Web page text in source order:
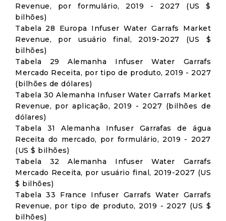
Revenue, por formulário, 2019 - 2027 (US $
bilhões)
Tabela 28 Europa Infuser Water Garrafs Market
Revenue, por usuário final, 2019-2027 (US $
bilhões)
Tabela 29 Alemanha Infuser Water Garrafs
Mercado Receita, por tipo de produto, 2019 - 2027
(bilhões de dólares)
Tabela 30 Alemanha Infuser Water Garrafs Market
Revenue, por aplicação, 2019 - 2027 (bilhões de
dólares)
Tabela 31 Alemanha Infuser Garrafas de água
Receita do mercado, por formulário, 2019 - 2027
(US $ bilhões)
Tabela 32 Alemanha Infuser Water Garrafs
Mercado Receita, por usuário final, 2019-2027 (US
$ bilhões)
Tabela 33 France Infuser Garrafs Water Garrafs
Revenue, por tipo de produto, 2019 - 2027 (US $
bilhões)